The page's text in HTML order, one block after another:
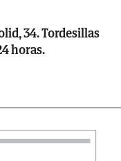
34. Tordesillas
horas.